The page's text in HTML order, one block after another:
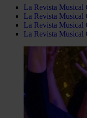
La Revista Musical
La Revista Musical
La Revista Musical
La Revista Musical